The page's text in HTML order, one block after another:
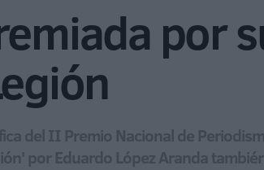
por
del II Premio Nacional de
por Eduardo López Aranda